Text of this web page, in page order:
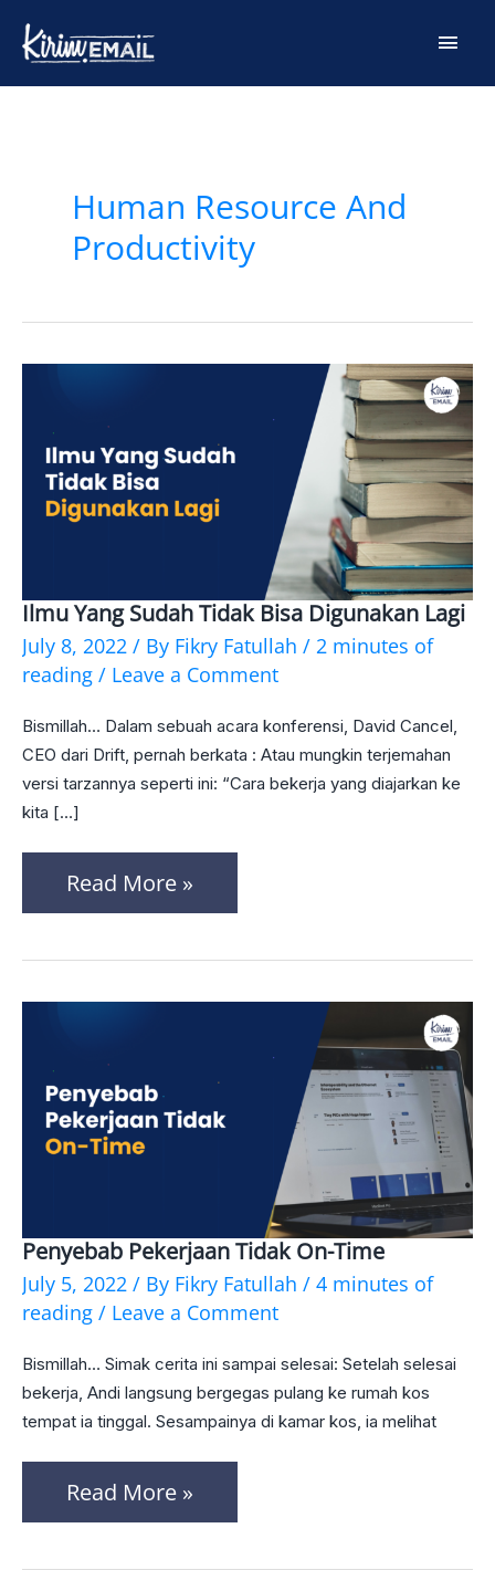
content
Main
Human Resource And
Productivity
Ilmu Yang Sudah Tidak Bisa Digunakan Lagi
July 8, 2022 / By Fikry Fatullah / 2 minutes of
reading / Leave a Comment
Bismillah… Dalam sebuah acara konferensi, David Cancel,
CEO dari Drift, pernah berkata : Atau mungkin terjemahan
versi tarzannya seperti ini: “Cara bekerja yang diajarkan ke
kita […]
Ilmu
yang
Sudah
Tidak
Bisa
Digunakan
Lagi
Read More »
Penyebab Pekerjaan Tidak On-Time
July 5, 2022 / By Fikry Fatullah / 4 minutes of
reading / Leave a Comment
Bismillah… Simak cerita ini sampai selesai: Setelah selesai
bekerja, Andi langsung bergegas pulang ke rumah kos
tempat ia tinggal. Sesampainya di kamar kos, ia melihat
Penyebab
Pekerjaan
Tidak
On-
Time
Read More »